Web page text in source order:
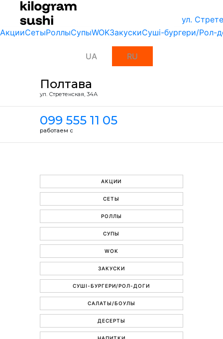
ул.
АкцииСетыРоллыСупыWOKЗакускиСуші-бургери/Рол-
UA RU
Полтава
ул. Стретенская, 34А
099 555 11 05
работаем с
АКЦИИ
СЕТЫ
РОЛЛЫ
СУПЫ
WOK
ЗАКУСКИ
СУШІ-БУРГЕРИ/РОЛ-ДОГИ
САЛАТЫ/БОУЛЫ
ДЕСЕРТЫ